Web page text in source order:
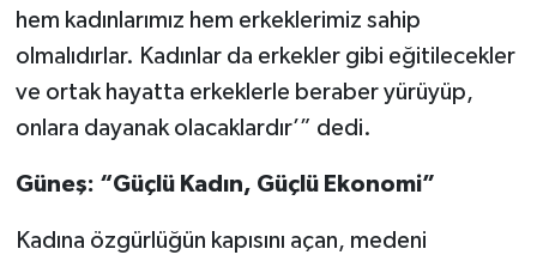
hem kadınlarımız hem erkeklerimiz sahip
olmalıdırlar. Kadınlar da erkekler gibi eğitilecekler
ve ortak hayatta erkeklerle beraber yürüyüp,
onlara dayanak olacaklardır’” dedi.
Güneş: “Güçlü Kadın, Güçlü Ekonomi”
Kadına özgürlüğün kapısını açan, medeni